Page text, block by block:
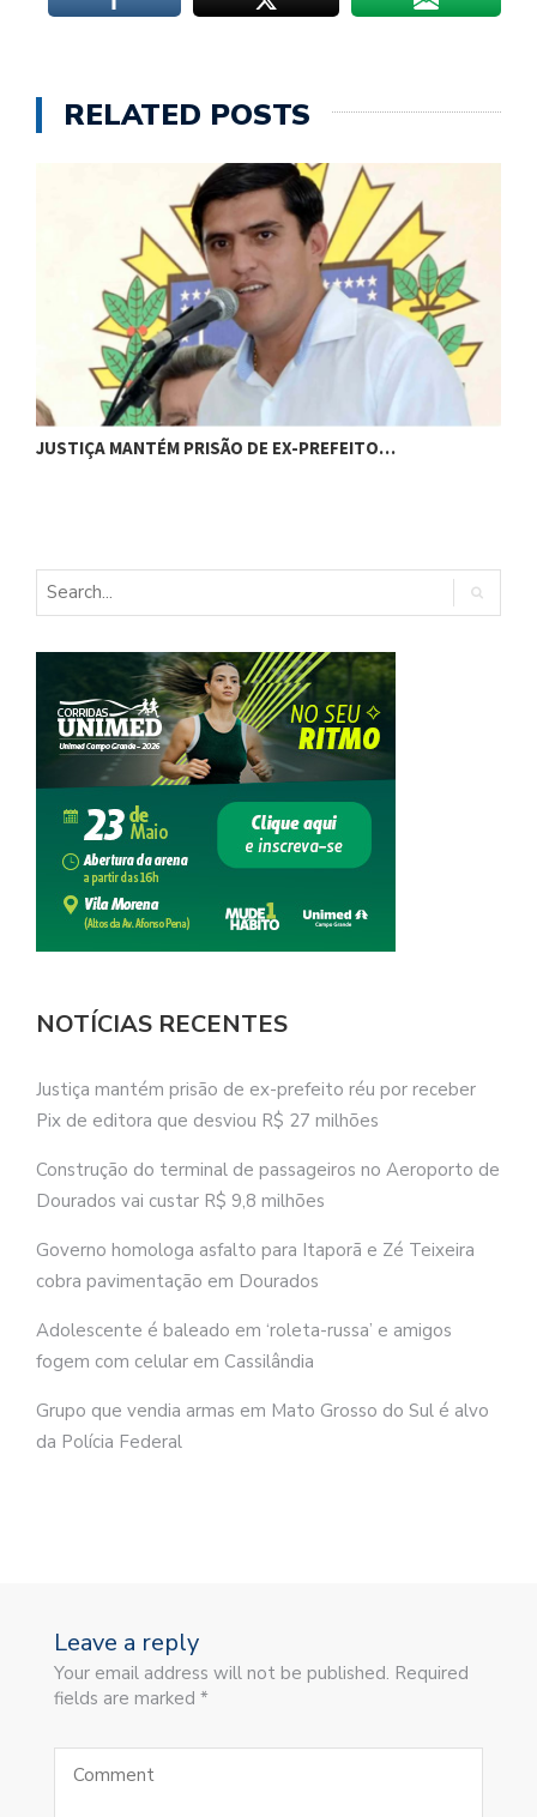
RELATED POSTS
JUSTIÇA MANTÉM PRISÃO DE EX-PREFEITO…
NOTÍCIAS RECENTES
Justiça mantém prisão de ex-prefeito réu por receber
Pix de editora que desviou R$ 27 milhões
Construção do terminal de passageiros no Aeroporto de
Dourados vai custar R$ 9,8 milhões
Governo homologa asfalto para Itaporã e Zé Teixeira
cobra pavimentação em Dourados
Adolescente é baleado em ‘roleta-russa’ e amigos
fogem com celular em Cassilândia
Grupo que vendia armas em Mato Grosso do Sul é alvo
da Polícia Federal
Leave a reply
Your email address will not be published. Required
fields are marked *